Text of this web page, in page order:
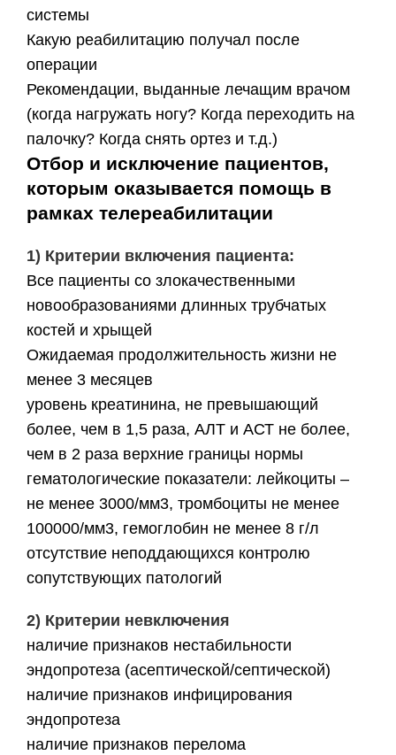
системы
​Какую реабилитацию получал после
операции
​Рекомендации, выданные лечащим врачом
(когда нагружать ногу? Когда переходить на
палочку? Когда снять ортез и т.д.)
Отбор и исключение пациентов,
которым оказывается помощь в
рамках телереабилитации
1) Критерии включения пациента:
Все пациенты со злокачественными
новообразованиями ​длинных трубчатых
костей и хрыщей
Ожидаемая продолжительность жизни не
менее 3 месяцев
уровень креатинина, не превышающий
более, чем в 1,5 раза, АЛТ и АСТ не более,
чем в 2 раза верхние границы нормы
гематологические показатели: лейкоциты –
не менее 3000/мм3, тромбоциты не менее
100000/мм3, гемоглобин не менее 8 г/л
отсутствие неподдающихся контролю
сопутствующих патологий
2) Критерии невключения
наличие признаков нестабильности
эндопротеза (асептической/септической)
наличие признаков инфицирования
эндопротеза
наличие признаков перелома